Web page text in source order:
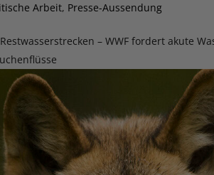
Arbeit, Presse-Aussendung
– WWF fordert akute